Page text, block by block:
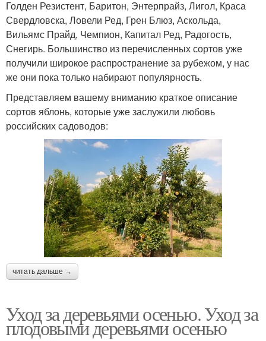
Голден Резистент, Баритон, Энтерпрайз, Лигол, Краса
Свердловска, Ловели Ред, Грен Блюз, Аскольда,
Вильямс Прайд, Чемпион, Капитал Ред, Радогость,
Снегирь. Большинство из перечисленных сортов уже
получили широкое распространение за рубежом, у нас
же они пока только набирают популярность.
Представляем вашему вниманию краткое описание
сортов яблонь, которые уже заслужили любовь
российских садоводов:
читать дальше →
Уход за деревьями осенью. Уход за
плодовыми деревьями осенью